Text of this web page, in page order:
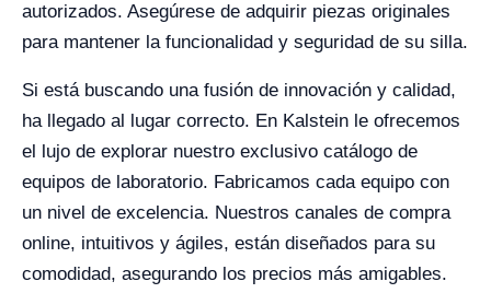
autorizados. Asegúrese de adquirir piezas originales
para mantener la funcionalidad y seguridad de su silla.
Si está buscando una fusión de innovación y calidad,
ha llegado al lugar correcto. En Kalstein le ofrecemos
el lujo de explorar nuestro exclusivo catálogo de
equipos de laboratorio. Fabricamos cada equipo con
un nivel de excelencia. Nuestros canales de compra
online, intuitivos y ágiles, están diseñados para su
comodidad, asegurando los precios más amigables.